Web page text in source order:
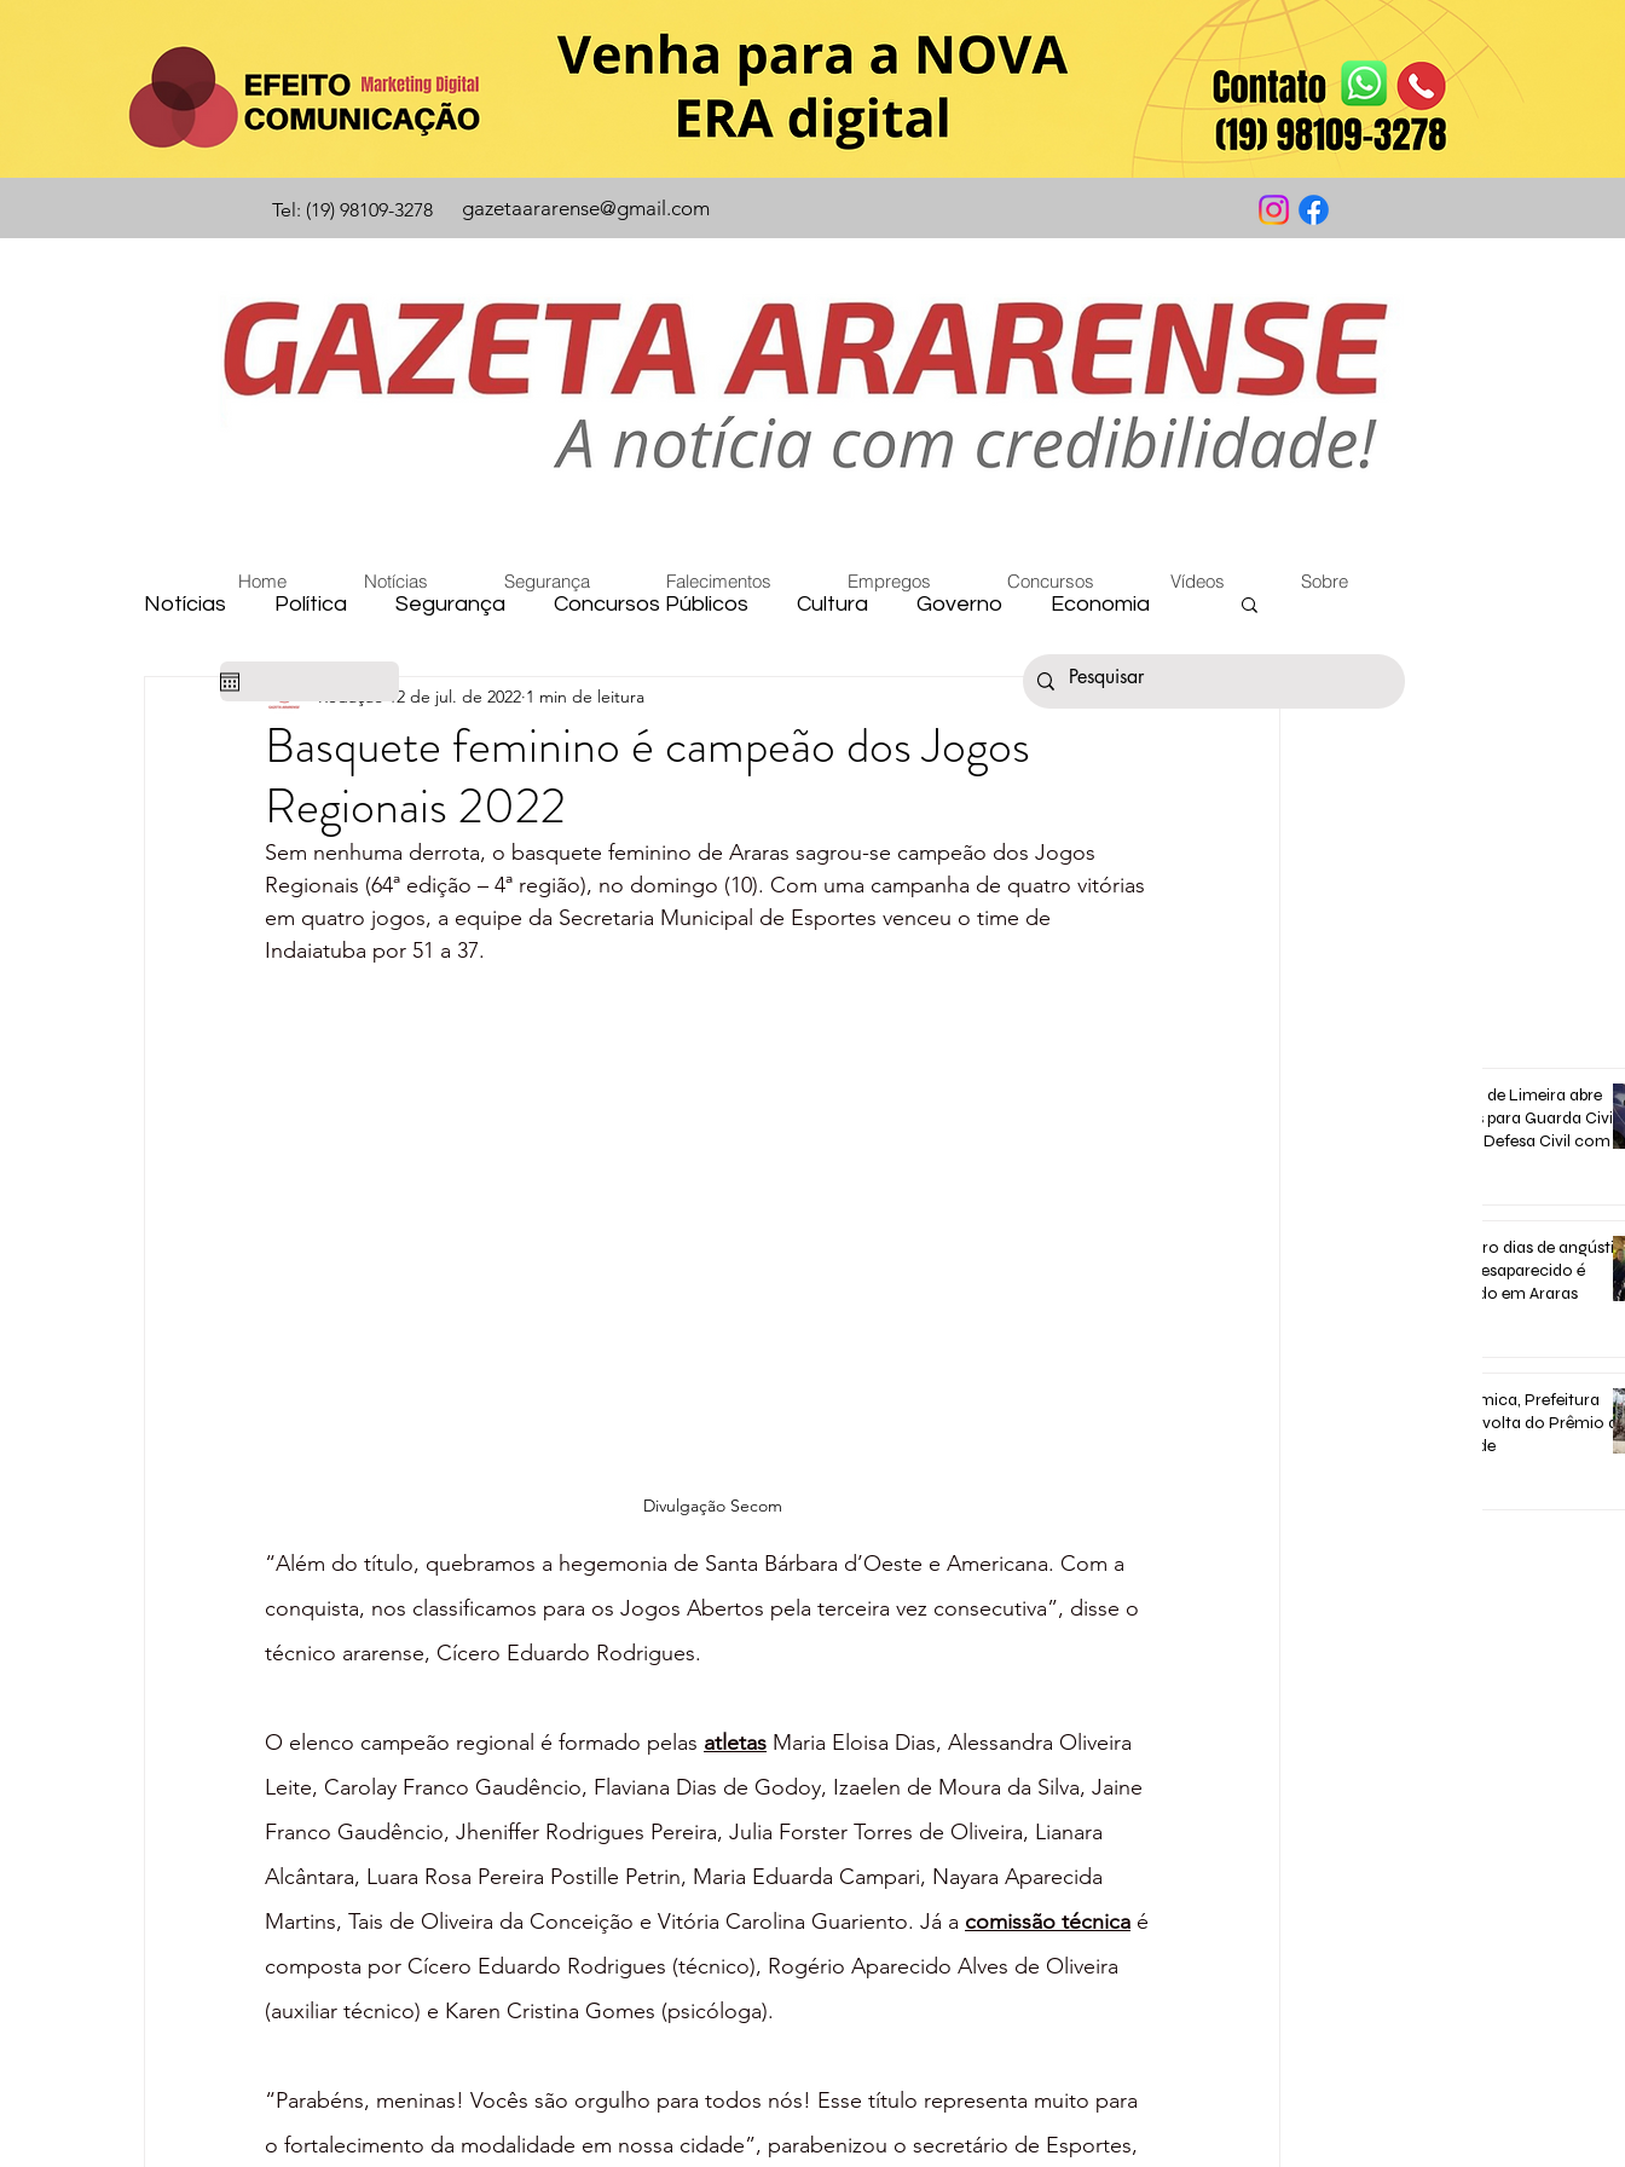
Tel: (19) 98109-3278 gazetaararense@gmail.com
Home Notícias Segurança Falecimentos Empregos Concursos Vídeos Sobre
Concurso de Limeira abre
inscrições para Guarda Civil,
Trânsito e Defesa Civil com
Após quatro dias de
homem desaparecido é
encontrado em Araras
Após polêmica, Prefeitura
confirma volta do Prêmio de
Assiduidade
Notícias Política Segurança Concursos Públicos Cultura Governo Economia
Cidade Educação Eleições Saúde Fake News
Habitação Emprego Judiciário
Emprego Religião Sindicato Férias Trânsito Eleições 2024 Festa do Peão
Basquete feminino é campeão dos Jogos
Regionais 2022
12 de jul. de 2022 1 min de leitura
Sem nenhuma derrota, o basquete feminino de Araras sagrou-se campeão dos Jogos
Regionais (64ª edição – 4ª região), no domingo (10). Com uma campanha de quatro vitórias
em quatro jogos, a equipe da Secretaria Municipal de Esportes venceu o time de
Indaiatuba por 51 a 37.
Divulgação Secom
“Além do título, quebramos a hegemonia de Santa Bárbara d’Oeste e Americana. Com a
conquista, nos classificamos para os Jogos Abertos pela terceira vez consecutiva”, disse o
técnico ararense, Cícero Eduardo Rodrigues.
O elenco campeão regional é formado pelas atletas Maria Eloisa Dias, Alessandra Oliveira
Leite, Carolay Franco Gaudêncio, Flaviana Dias de Godoy, Izaelen de Moura da Silva, Jaine
Franco Gaudêncio, Jheniffer Rodrigues Pereira, Julia Forster Torres de Oliveira, Lianara
Alcântara, Luara Rosa Pereira Postille Petrin, Maria Eduarda Campari, Nayara Aparecida
Martins, Tais de Oliveira da Conceição e Vitória Carolina Guariento. Já a comissão técnica é
composta por Cícero Eduardo Rodrigues (técnico), Rogério Aparecido Alves de Oliveira
(auxiliar técnico) e Karen Cristina Gomes (psicóloga).
“Parabéns, meninas! Vocês são orgulho para todos nós! Esse título representa muito para
o fortalecimento da modalidade em nossa cidade”, parabenizou o secretário de Esportes,